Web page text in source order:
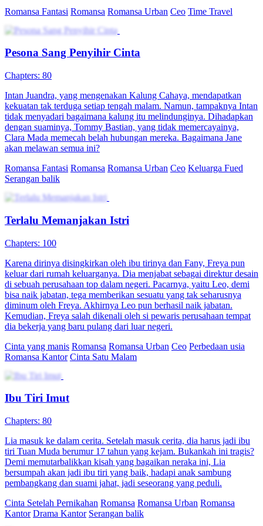
Romansa Fantasi Romansa Romansa Urban Ceo Time Travel
Pesona Sang Penyihir Cinta
Chapters: 80
Intan Juandra, yang mengenakan Kalung Cahaya, mendapatkan
kekuatan tak terduga setiap tengah malam. Namun, tampaknya Intan
tidak menyadari bagaimana kalung itu melindunginya. Dihadapkan
dengan suaminya, Tommy Bastian, yang tidak memercayainya,
Clara Mada memecah belah hubungan mereka. Bagaimana Jane
akan melawan semua ini?
Romansa Fantasi Romansa Romansa Urban Ceo Keluarga Fued
Serangan balik
Terlalu Memanjakan Istri
Chapters: 100
Karena dirinya disingkirkan oleh ibu tirinya dan Fany, Freya pun
keluar dari rumah keluarganya. Dia menjabat sebagai direktur desain
di sebuah perusahaan top dalam negeri. Pacarnya, yaitu Leo, demi
bisa naik jabatan, tega memberikan sesuatu yang tak seharusnya
diminum oleh Freya. Akhirnya Leo pun berhasil naik jabatan.
Kemudian, Freya salah dikenali oleh si pewaris perusahaan tempat
dia bekerja yang baru pulang dari luar negeri.
Cinta yang manis Romansa Romansa Urban Ceo Perbedaan usia
Romansa Kantor Cinta Satu Malam
Ibu Tiri Imut
Chapters: 80
Lia masuk ke dalam cerita. Setelah masuk cerita, dia harus jadi ibu
tiri Tuan Muda berumur 17 tahun yang kejam. Bukankah ini tragis?
Demi memutarbalikkan kisah yang bagaikan neraka ini, Lia
bersumpah akan jadi ibu tiri yang baik, hadapi anak sambung
pembangkang dan suami jahat, jadi seseorang yang peduli.
Cinta Setelah Pernikahan Romansa Romansa Urban Romansa
Kantor Drama Kantor Serangan balik